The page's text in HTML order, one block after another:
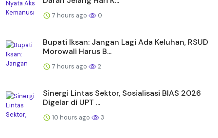
7 hours ago 0
Bupati Iksan: Jangan Lagi Ada Keluhan, RSUD
Morowali Harus B...
7 hours ago 2
Sinergi Lintas Sektor, Sosialisasi BIAS 2026
Digelar di UPT ...
10 hours ago 3